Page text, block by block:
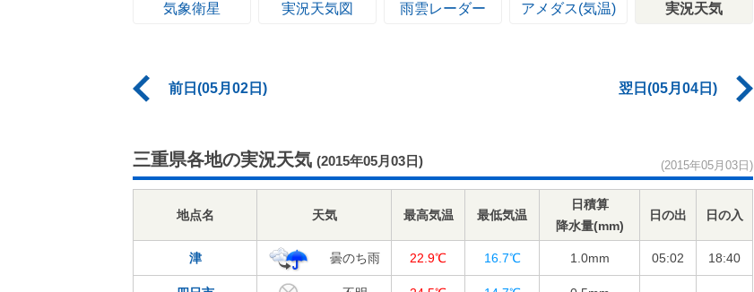
気象衛星 実況天気図 雨雲レーダー アメダス(気温) 実況天気
前日(05月02日) 翌日(05月04日)
三重県各地の実況天気 (2015年05月03日) (2015年05月03日)
地点名 天気 最高気温 最低気温
日積算
降水量(mm)
日の出 日の入
津 曇のち雨 22.9℃ 16.7℃ 1.0mm 05:02 18:40